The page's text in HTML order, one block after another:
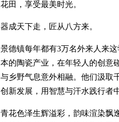
花田，享受最美时光。
器成天下走，匠从八方来。
景德镇每年都有3万名外来人来
本的陶瓷产业，在年轻人的创意
与乡野气息意外相融。他们汲取
创新发展，用智慧与汗水践行者
青花色泽生辉溢彩，韵味渲染飘